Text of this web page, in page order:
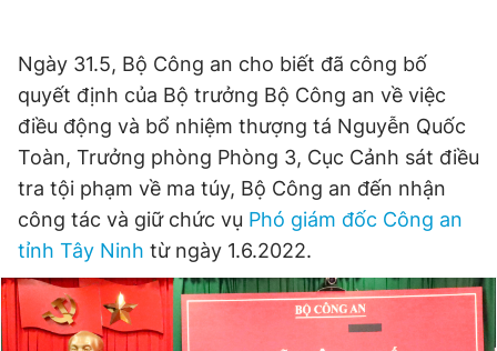
Thông tin tòa soạn Liên hệ quảng cáo
Đọc Thanh Niên trên điện thoại
Ngày 31.5, Bộ Công an cho biết đã công bố
quyết định của Bộ trưởng Bộ Công an về việc
điều động và bổ nhiệm thượng tá Nguyễn Quốc
Toàn, Trưởng phòng Phòng 3, Cục Cảnh sát điều
tra tội phạm về ma túy, Bộ Công an đến nhận
công tác và giữ chức vụ Phó giám đốc Công an
tỉnh Tây Ninh từ ngày 1.6.2022.